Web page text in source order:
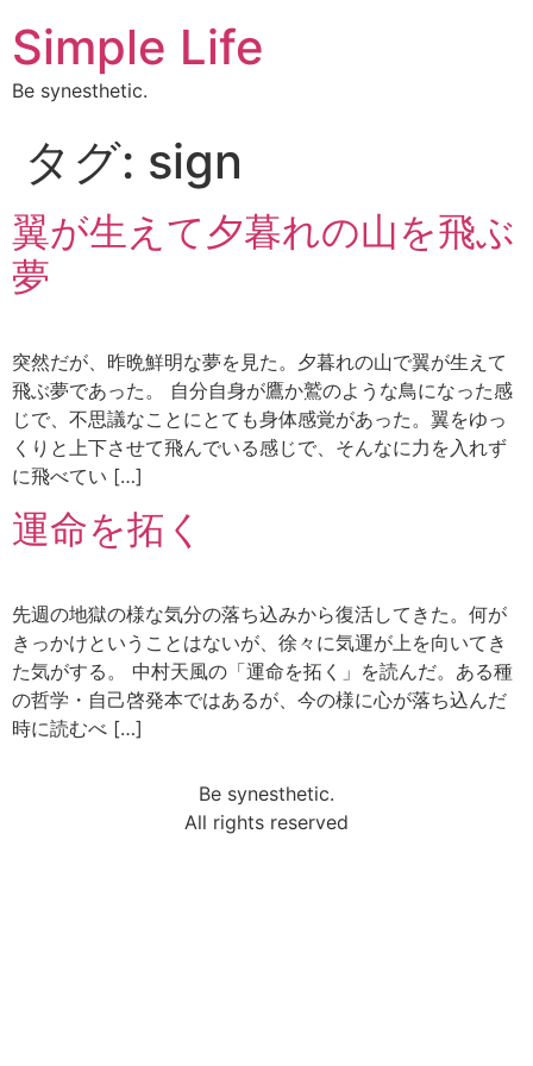
Simple Life
Be synesthetic.
タグ: sign
翼が生えて夕暮れの山を飛ぶ
夢
突然だが、昨晩鮮明な夢を見た。夕暮れの山で翼が生えて
飛ぶ夢であった。 自分自身が鷹か鷲のような鳥になった感
じで、不思議なことにとても身体感覚があった。翼をゆっ
くりと上下させて飛んでいる感じで、そんなに力を入れず
に飛べてい […]
運命を拓く
先週の地獄の様な気分の落ち込みから復活してきた。何が
きっかけということはないが、徐々に気運が上を向いてき
た気がする。 中村天風の「運命を拓く」を読んだ。ある種
の哲学・自己啓発本ではあるが、今の様に心が落ち込んだ
時に読むべ […]
Be synesthetic.
All rights reserved